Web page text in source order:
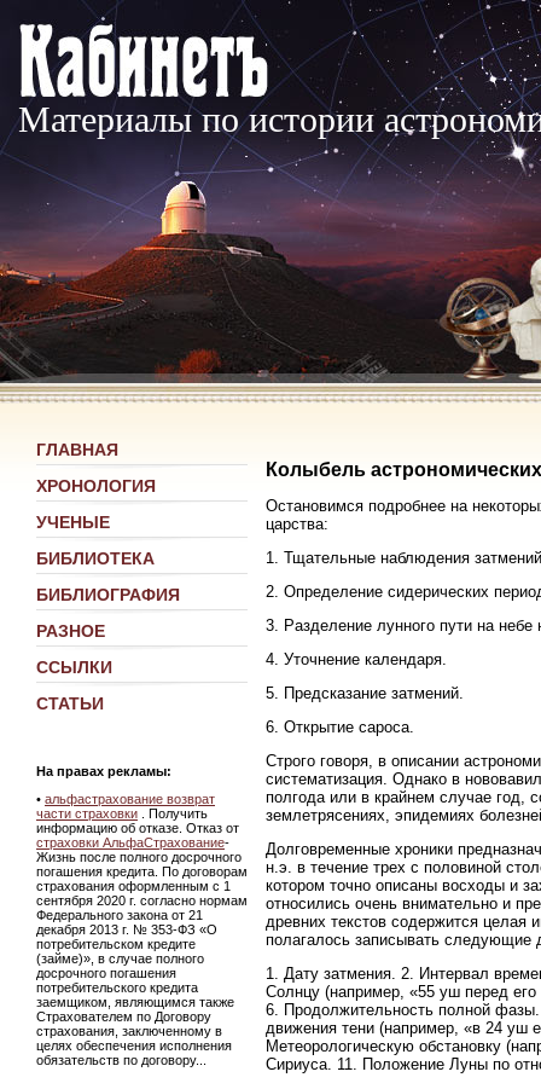
Материалы по истории
ГЛАВНАЯ
ХРОНОЛОГИЯ
УЧЕНЫЕ
БИБЛИОТЕКА
БИБЛИОГРАФИЯ
РАЗНОЕ
ССЫЛКИ
СТАТЬИ
На правах рекламы:
• альфастрахование возврат
части страховки . Получить
информацию об отказе. Отказ от
страховки АльфаСтрахование-
Жизнь после полного досрочного
погашения кредита. По договорам
страхования оформленным с 1
сентября 2020 г. согласно нормам
Федерального закона от 21
декабря 2013 г. № 353-ФЗ «О
потребительском кредите
(займе)», в случае полного
досрочного погашения
потребительского кредита
заемщиком, являющимся также
Страхователем по Договору
страхования, заключенному в
целях обеспечения исполнения
обязательств по договору...
Колыбель
Остановимся подробнее на
царства:
1. Тщательные наблюдения
2. Определение сидерических
3. Разделение лунного пути на
4. Уточнение календаря.
5. Предсказание затмений.
6. Открытие сароса.
Строго говоря, в описании
систематизация. Однако в
полгода или в крайнем случае год,
землетрясениях, эпидемиях
Долговременные хроники
н.э. в течение трех с половиной
котором точно описаны восходы и
относились очень внимательно и
древних текстов содержится
полагалось записывать следующие
1. Дату затмения. 2. Интервал
Солнцу (например, «55 уш перед
6. Продолжительность полной
движения тени (например, «в 24 уш
Метеорологическую обстановку
Сириуса. 11. Положение Луны по